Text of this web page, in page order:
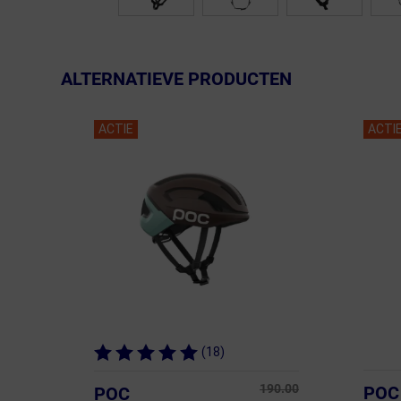
ALTERNATIEVE PRODUCTEN
ACTIE
(18)
POC 190.00 POC